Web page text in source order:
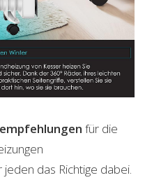
für die
das Richtige dabei.